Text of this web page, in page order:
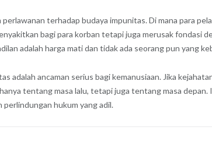
terhadap budaya impunitas. Di mana para
bagi para korban tetapi juga merusak fondasi
adalah harga mati dan tidak ada seorang pun yang
adalah ancaman serius bagi kemanusiaan. Jika
tentang masa lalu, tetapi juga tentang masa
perlindungan hukum yang adil.